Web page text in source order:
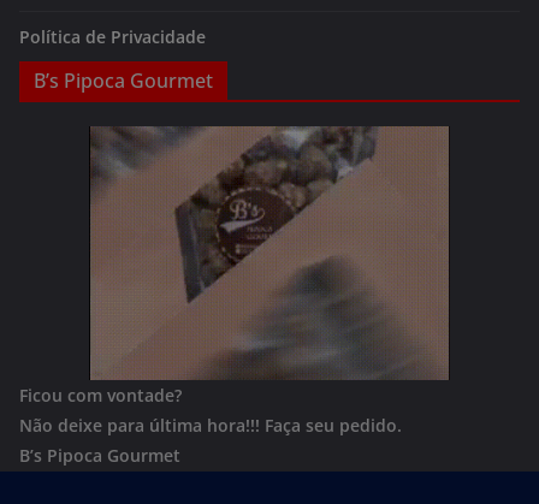
Política de Privacidade
B’s Pipoca Gourmet
Ficou com vontade?
Não deixe para última hora!!! Faça seu pedido.
B’s Pipoca Gourmet